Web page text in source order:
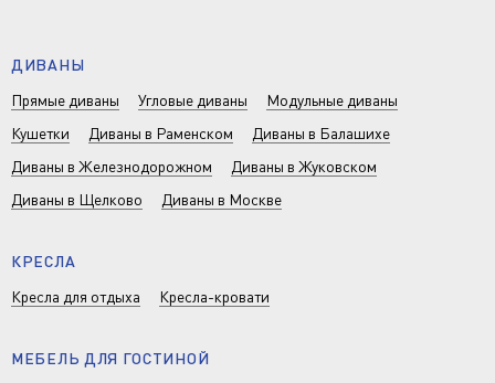
ДИВАНЫ
Прямые диваны
Угловые диваны
Модульные диваны
Кушетки
Диваны в Раменском
Диваны в Балашихе
Диваны в Железнодорожном
Диваны в Жуковском
Диваны в Щелково
Диваны в Москве
КРЕСЛА
Кресла для отдыха
Кресла-кровати
МЕБЕЛЬ ДЛЯ ГОСТИНОЙ